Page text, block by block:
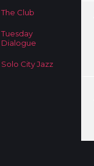
The Club
Tuesday
Dialogue
Solo City Jazz